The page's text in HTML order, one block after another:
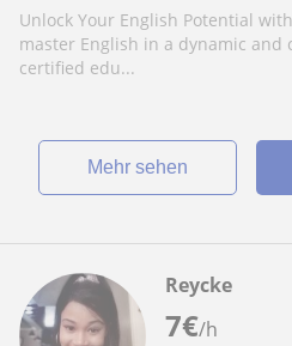
Unlock Your English Potential
master English in a dynamic and
certified edu...
Mehr sehen
7€/h
Reycke